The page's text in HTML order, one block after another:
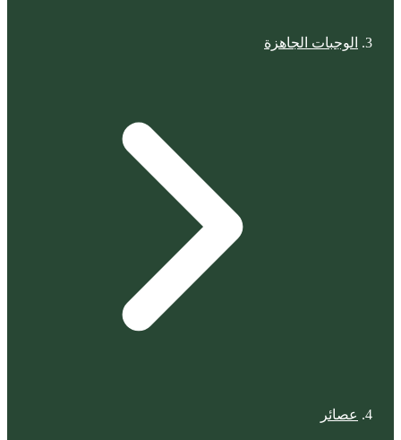
الوجبات الجاهزة
عصائر